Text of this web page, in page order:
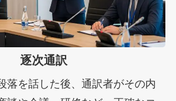
逐次通訳
落を話した後、通訳者がその内